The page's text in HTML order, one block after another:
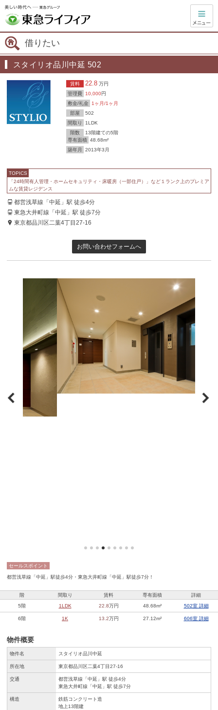
借りたい
スタイリオ品川中延 502
賃料 22.8 万円
管理費
10,000円
敷金/礼金
1ヶ月/1ヶ月
部屋
502
間取り
1LDK
階数
13階建ての5階
専有面積 48.68m²
築年月
2013年3月
TOPICS
「24時間有人管理・ホームセキュリティ・床暖房（一部住戸）」など１ランク上のプレミア
ムな賃貸レジデンス
都営浅草線「中延」駅 徒歩4分
東急大井町線「中延」駅 徒歩7分
東京都品川区二葉4丁目27-16
お問い合わせフォームへ
セールスポイント
都営浅草線「中延」駅徒歩4分・東急大井町線「中延」駅徒歩7分！
階 間取り 賃料 専有面積
詳細
5階
1LDK 22.8万円 48.68m² 502室 詳細
6階 1K 13.2万円 27.12m² 606室 詳細
物件概要
物件名 スタイリオ品川中延
所在地 東京都品川区二葉4丁目27-16
交通
都営浅草線「中延」駅 徒歩4分
東急大井町線「中延」駅 徒歩7分
構造
鉄筋コンクリート造
地上13階建